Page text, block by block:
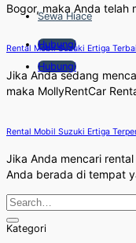
Sewa Hiace
Hubungi
Hubungi
Bogor, maka Anda telah
Rental Mobil Suzuki Ertiga
Jika Anda sedang
maka MollyRentCar
Rental Mobil Suzuki Ertiga
Jika Anda mencari
Anda berada di tempat
Kategori